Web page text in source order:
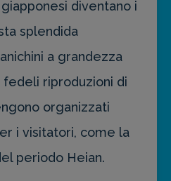
diventano i
splendida
a grandezza
riproduzioni di
organizzati
i visitatori, come la
periodo Heian.